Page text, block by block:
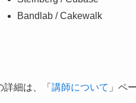
Bandlab / Cakewalk
細は、「 講師について 」ペ